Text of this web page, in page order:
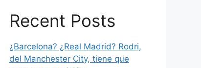
Recent Posts
¿Barcelona? ¿Real Madrid? Rodri,
del Manchester City, tiene que